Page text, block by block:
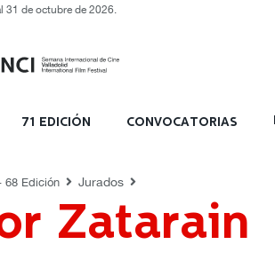
31 de octubre de 2026.
71 EDICIÓN CONVOCATORIAS
68 Edición Jurados
Zatarain